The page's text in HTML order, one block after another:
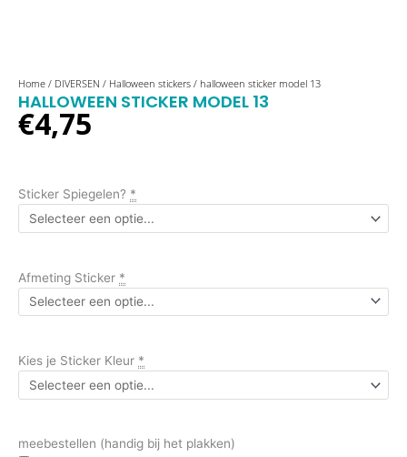
Home / DIVERSEN / Halloween stickers / halloween sticker model 13
HALLOWEEN STICKER MODEL 13
€4,75
Sticker Spiegelen? *
Afmeting Sticker *
Kies je Sticker Kleur *
meebestellen (handig bij het plakken)
halloween
sticker
model